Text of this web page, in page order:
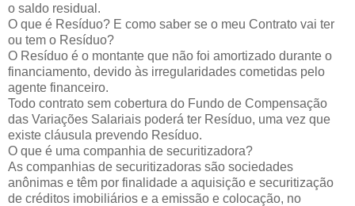
o saldo residual.
O que é Resíduo? E como saber se o meu Contrato vai ter
ou tem o Resíduo?
O Resíduo é o montante que não foi amortizado durante o
financiamento, devido às irregularidades cometidas pelo
agente financeiro.
Todo contrato sem cobertura do Fundo de Compensação
das Variações Salariais poderá ter Resíduo, uma vez que
existe cláusula prevendo Resíduo.
O que é uma companhia de securitizadora?
As companhias de securitizadoras são sociedades
anônimas e têm por finalidade a aquisição e securitização
de créditos imobiliários e a emissão e colocação, no